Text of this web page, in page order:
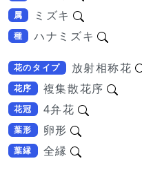
属 ミズキ
種 ハナミズキ
花のタイプ 放射相称花
花序 複集散花序
花冠 4弁花
葉形 卵形
葉縁 全縁